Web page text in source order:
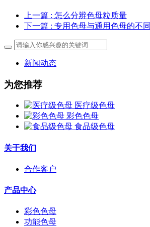
上一篇 : 怎么分辨色母粒质量
下一篇 : 专用色母与通用色母的不同
新闻动态
为您推荐
医疗级色母
彩色色母
食品级色母
关于我们
合作客户
产品中心
彩色色母
功能色母